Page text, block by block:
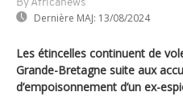
By Africanews
Dernière MAJ: 13/08/2024
Les étincelles continuent de
Grande-Bretagne suite aux
d’empoisonnement d’un ex-